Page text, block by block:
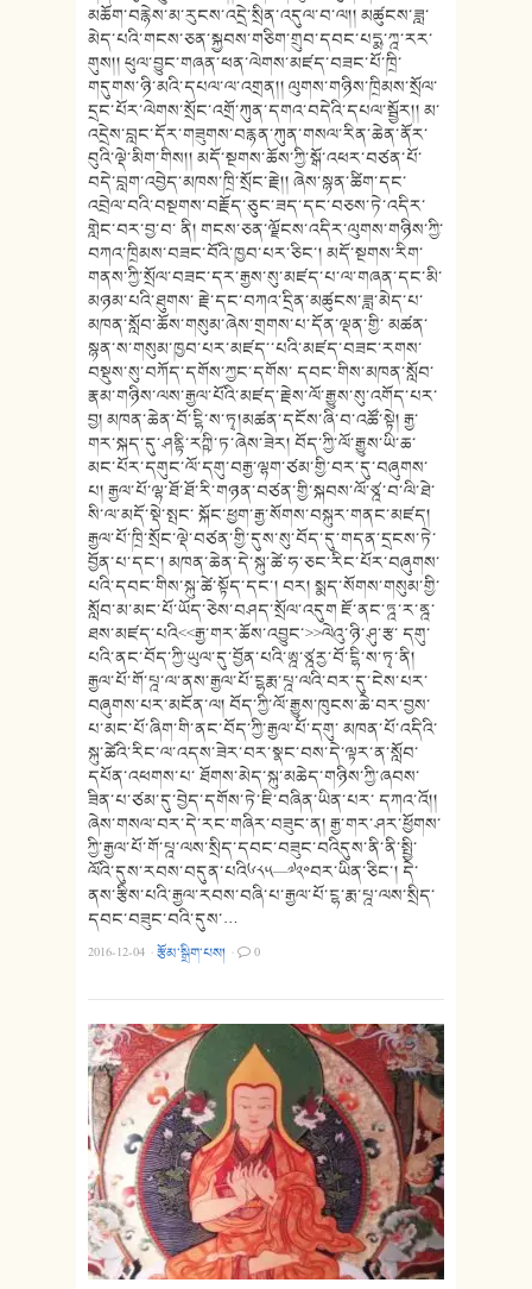
མཆོག་བརྙེས་མ་རུངས་འདྲེ་སྲིན་འདུལ་བ་ལ།། མཚུངས་ཟླ་
མེད་པའི་གངས་ཅན་སྐྱབས་གཅིག་གྲུབ་དབང་པདྨ་ཀྰ་རར་
གུས།། ཕུལ་བྱུང་གཞན་ཕན་ལེགས་མཛད་བཟང་པོ་ཁྲི་
གདུགས་ཉི་མའི་དཔལ་ལ་འགྲན།། ལུགས་གཉིས་ཁྲིམས་སྲོལ་
དྲང་པོར་ལེགས་སྲོང་འགྲོ་ཀུན་དགའ་བདེའི་དཔལ་སྦྱོར།། མ་
འདྲེས་བླང་དོར་གཟུགས་བརྙན་ཀུན་གསལ་རིན་ཆེན་ནོར་
བུའི་ལྡེ་མིག་གིས།། མདོ་སྔགས་ཆོས་ཀྱི་སྒོ་འཕར་བཙན་པོ་
བདེ་བླག་འབྱེད་མཁས་ཁྲི་སྲོང་རྗེ།། ཞེས་སྙན་ཚིག་དང་
འབྲེལ་བའི་བསྔགས་བརྗོད་ཅུང་ཟད་དང་བཅས་ཏེ་འདིར་
གླེང་བར་བྱ་བ་ ནི། གངས་ཅན་ལྗོངས་འདིར་ལུགས་གཉིས་ཀྱི་
བཀའ་ཁྲིམས་བཟང་བོའི་ཁྱབ་པར་ཅིང་། མདོ་སྔགས་རིག་
གནས་ཀྱི་སྲོལ་བཟང་དར་རྒྱས་སུ་མཛད་པ་ལ་གཞན་དང་མི་
མཉམ་པའི་ཐུགས་ རྗེ་དང་བཀའ་དྲིན་མཚུངས་ཟླ་མེད་པ་
མཁན་སློབ་ཆོས་གསུམ་ཞེས་གྲགས་པ་དོན་ལྡན་གྱི་ མཚན་
སྙན་ས་གསུམ་ཁྱབ་པར་མཛད་་པའི་མཛད་བཟང་རགས་
བསྡུས་སུ་བཀོད་དགོས་ཀྱང་དགོས་ དབང་གིས་མཁན་སློབ་
རྣམ་གཉིས་ལས་རྒྱལ་པོའི་མཛད་རྗེས་ལོ་རྒྱུས་སུ་འགོད་པར་
བྱ། མཁན་ཆེན་བོ་ངྷི་ས་ཏྭ།མཚན་དངོས་ཞི་བ་འཚོ་སྟེ། རྒྱ་
གར་སྐད་དུ་ཤནྟི་རཀྵི་ཏ་ཞེས་ཟེར། བོད་ཀྱི་ལོ་རྒྱུས་ཡི་ཆ་
མང་པོར་དགུང་ལོ་དགུ་བརྒྱ་ལྷག་ཙམ་གྱི་བར་དུ་བཞུགས་
པ། རྒྱལ་པོ་ལྷ་ཐོ་ཐོ་རི་གཉན་བཙན་གྱི་སྐབས་ལོ་ཙྰ་བ་ལི་ཐེ་
སི་ལ་མདོ་སྡེ་སྤང་ སྐོང་ཕྱག་རྒྱ་སོགས་བསྐུར་གནང་མཛད།
རྒྱལ་པོ་ཁྲི་སྲོང་ལྡེ་བཙན་གྱི་དུས་སུ་བོད་དུ་གདན་དྲངས་ཏེ་
བྱོན་པ་དང་། མཁན་ཆེན་དེ་སྐུ་ཚེ་ཧ་ཅང་རིང་པོར་བཞུགས་
པའི་དབང་གིས་སྐུ་ཚེ་སྟོད་དང་། བར། སྨད་སོགས་གསུམ་གྱི་
སློབ་མ་མང་པོ་ཡོད་ཅེས་བཤད་སྲོལ་འདུག ཇོ་ནང་ཏྰ་ར་ནྰ་
ཐས་མཛད་པའི<<རྒྱ་གར་ཆོས་འབྱུང་>>ལེའུ་ཉི་ཤུ་རྩ་ དགུ་
པའི་ནང་བོད་ཀྱི་ཡུལ་དུ་བྱོན་པའི་ཨྰ་ཙྰརྱ་བོ་ངྷི་ས་ཏྭ་ནི།
རྒྱལ་པོ་གོ་པྰ་ལ་ནས་རྒྱལ་པོ་ངྷརྨ་པྰ་ལའི་བར་དུ་ངེས་པར་
བཞུགས་པར་མངོན་ལ། བོད་ཀྱི་ལོ་རྒྱུས་ཁུངས་ཆེ་བར་བྱས་
པ་མང་པོ་ཞིག་གི་ནང་བོད་ཀྱི་རྒྱལ་པོ་དགུ་ མཁན་པོ་འདིའི་
སྐུ་ཚེའི་རིང་ལ་འདས་ཟེར་བར་སྣང་བས་དེ་ལྟར་ན་སློབ་
དཔོན་འཕགས་པ་ ཐོགས་མེད་སྐུ་མཆེད་གཉིས་ཀྱི་ཞབས་
ཟིན་པ་ཙམ་དུ་བྱེད་དགོས་ཏེ་ཇི་བཞིན་ཡིན་པར་ དཀའ་འོ།།
ཞེས་གསལ་བར་དེ་རང་གཞིར་བཟུང་ན། རྒྱ་གར་ཤར་ཕྱོགས་
ཀྱི་རྒྱལ་པོ་གོ་པྰ་ལས་སྲིད་དབང་བཟུང་བའིདུས་ནི་ནི་སྤྱི་
ལོའི་དུས་རབས་བདུན་པའི༦༨༥—༧༢༠བར་ཡིན་ཅིང་། དེ་
ནས་རྩིས་པའི་རྒྱལ་རབས་བཞི་པ་རྒྱལ་པོ་ངྷ་རྨ་པྰ་ལས་སྲིད་
དབང་བཟུང་བའི་དུས་…
2016-12-04 ·རྩོམ་སྒྲིག་པས། · 0